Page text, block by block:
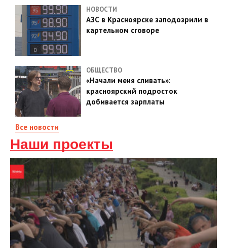
НОВОСТИ
АЗС в Красноярске заподозрили в
картельном сговоре
ОБЩЕСТВО
«Начали меня сливать»:
красноярский подросток
добивается зарплаты
Все новости
Наши проекты